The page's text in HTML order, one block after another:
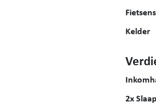
Kelder
2x